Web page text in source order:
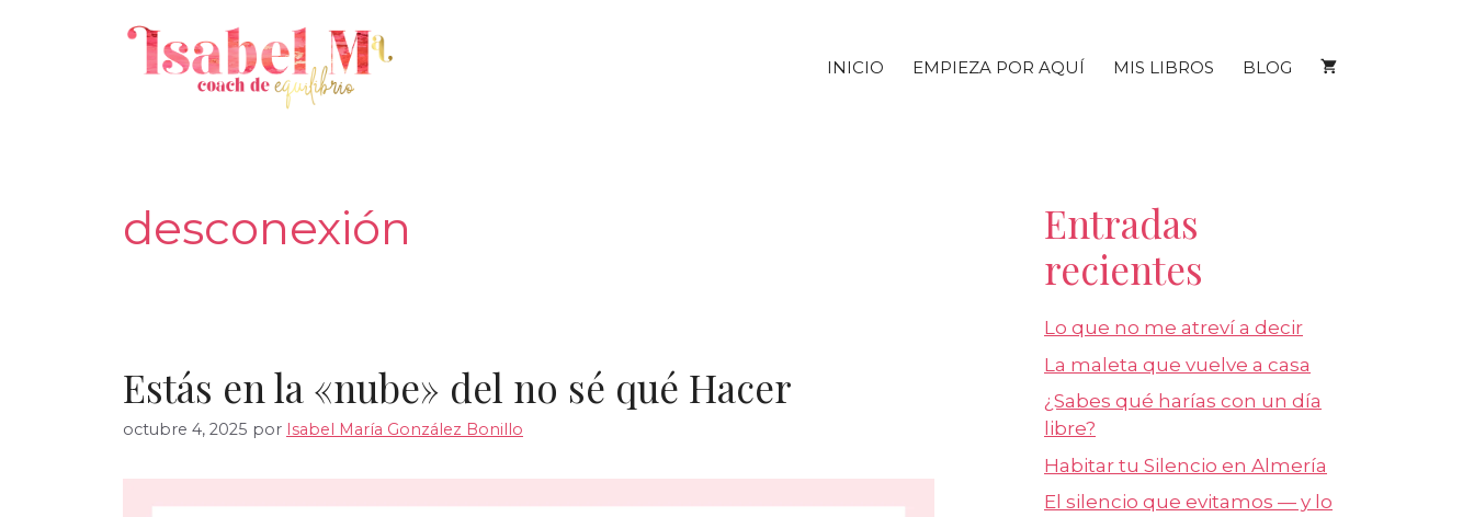
INICIO EMPIEZA POR AQUÍ MIS LIBROS BLOG
desconexión
Estás en la «nube» del no sé qué Hacer
octubre 4, 2025 por Isabel María González Bonillo
Entradas
recientes
Lo que no me atreví a decir
La maleta que vuelve a casa
¿Sabes qué harías con un día
libre?
Habitar tu Silencio en Almería
El silencio que evitamos — y lo